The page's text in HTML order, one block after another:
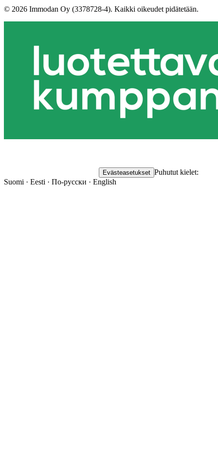
© 2026 Immodan Oy (3378728-4). Kaikki oikeudet pidätetään.
Evästeasetukset Puhutut kielet:
Suomi · Eesti · По-русски · English